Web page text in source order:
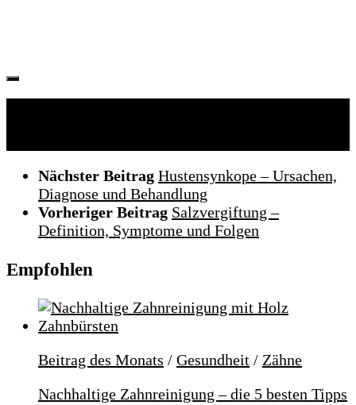
Nächster Beitrag Hustensynkope – Ursachen,
Diagnose und Behandlung
Vorheriger Beitrag Salzvergiftung –
Definition, Symptome und Folgen
Empfohlen
Beitrag des Monats / Gesundheit / Zähne
Nachhaltige Zahnreinigung – die 5 besten Tipps